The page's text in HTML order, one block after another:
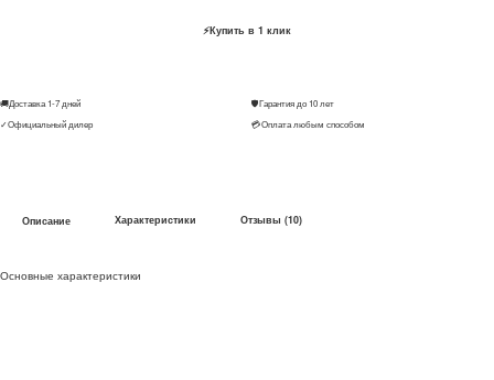
⚡Купить в 1 клик
🚚Доставка 1-7 дней 🛡Гарантия до 10 лет
✓Официальный дилер 💳Оплата любым способом
Описание Характеристики Отзывы (10)
Основные характеристики